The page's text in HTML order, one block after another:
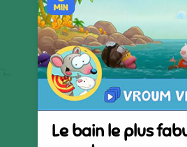
Le bain le plus